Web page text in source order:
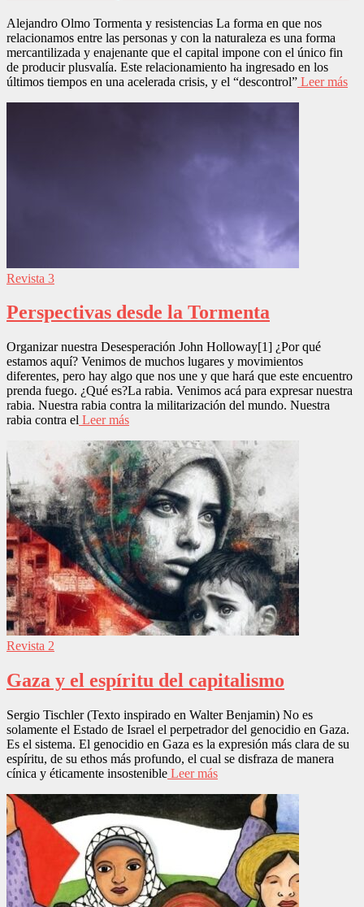
Alejandro Olmo Tormenta y resistencias La forma en que nos
relacionamos entre las personas y con la naturaleza es una forma
mercantilizada y enajenante que el capital impone con el único fin
de producir plusvalía. Este relacionamiento ha ingresado en los
últimos tiempos en una acelerada crisis, y el “descontrol” Leer más
Revista 3
Perspectivas desde la Tormenta
Organizar nuestra Desesperación John Holloway[1] ¿Por qué
estamos aquí? Venimos de muchos lugares y movimientos
diferentes, pero hay algo que nos une y que hará que este encuentro
prenda fuego. ¿Qué es?La rabia. Venimos acá para expresar nuestra
rabia. Nuestra rabia contra la militarización del mundo. Nuestra
rabia contra el Leer más
Revista 2
Gaza y el espíritu del capitalismo
Sergio Tischler (Texto inspirado en Walter Benjamin) No es
solamente el Estado de Israel el perpetrador del genocidio en Gaza.
Es el sistema. El genocidio en Gaza es la expresión más clara de su
espíritu, de su ethos más profundo, el cual se disfraza de manera
cínica y éticamente insostenible Leer más